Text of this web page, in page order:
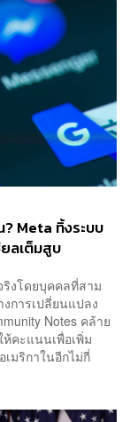
Meta ทิ้งระบบ
ลเต็มสูบ
ริงโดยบุคคลที่สาม
การเปลี่ยนแปลง
Notes คล้าย
คะแนนเพื่อเพิ่ม
มริกาในอีกไม่กี่